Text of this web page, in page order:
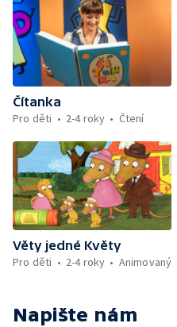
Čítanka
Pro děti
2-4 roky Čtení
Věty jedné Květy
Pro děti
2-4 roky Animovaný
Napište nám